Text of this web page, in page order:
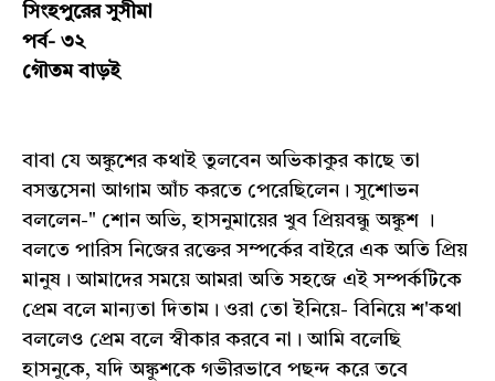
সিংহপুরের সুসীমা
পর্ব- ৩২
গৌতম বাড়ই
বাবা যে অঙ্কুশের কথাই তুলবেন অভিকাকুর কাছে তা
বসন্তসেনা আগাম আঁচ করতে পেরেছিলেন। সুশোভন
বললেন-" শোন অভি, হাসনুমায়ের খুব প্রিয়বন্ধু অঙ্কুশ ।
বলতে পারিস নিজের রক্তের সম্পর্কের বাইরে এক অতি প্রিয়
মানুষ। আমাদের সময়ে আমরা অতি সহজে এই সম্পর্কটিকে
প্রেম বলে মান্যতা দিতাম। ওরা তো ইনিয়ে- বিনিয়ে শ'কথা
বললেও প্রেম বলে স্বীকার করবে না। আমি বলেছি
হাসনুকে, যদি অঙ্কুশকে গভীরভাবে পছন্দ করে তবে